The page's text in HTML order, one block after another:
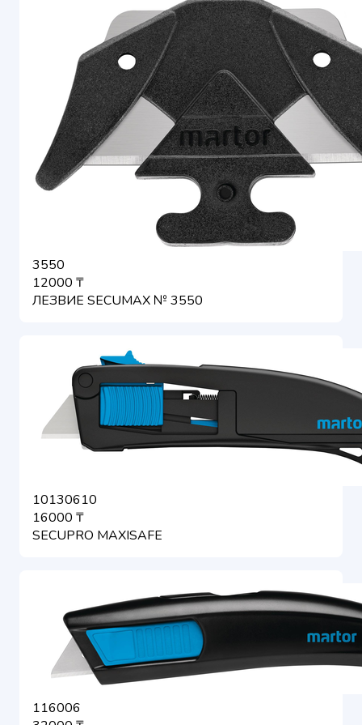
3550
12000 ₸
ЛЕЗВИЕ SECUMAX № 3550
10130610
16000 ₸
SECUPRO MAXISAFE
116006